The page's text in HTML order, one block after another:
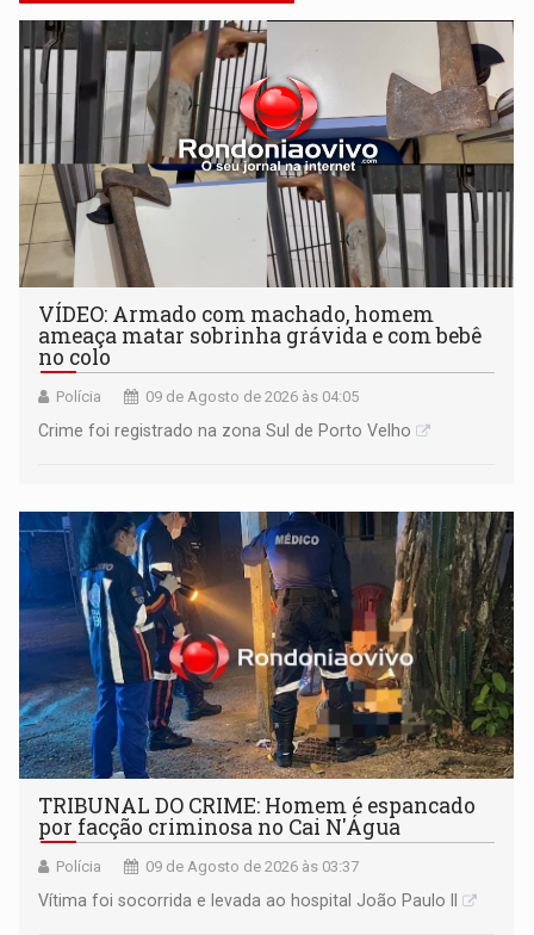
VÍDEO: Armado com machado, homem
ameaça matar sobrinha grávida e com bebê
no colo
Polícia 09 de Agosto de 2026 às 04:05
Crime foi registrado na zona Sul de Porto Velho
TRIBUNAL DO CRIME: Homem é espancado
por facção criminosa no Cai N'Água
Polícia 09 de Agosto de 2026 às 03:37
Vítima foi socorrida e levada ao hospital João Paulo II